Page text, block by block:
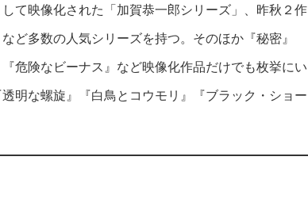
て映像化された「加賀恭一郎シリーズ」、昨秋２作
ど多数の人気シリーズを持つ。そのほか『秘密』
危険なビーナス』など映像化作品だけでも枚挙にい
明な螺旋』『白鳥とコウモリ』『ブラック・ショー